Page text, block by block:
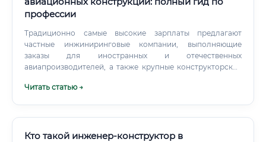
смежные направления (расчёты, CAD-проектирование,
технологическое сопровождение) значительно быстрее.
профессии
Традиционно самые высокие зарплаты предлагают
частные инжиниринговые компании, выполняющие
заказы для иностранных и отечественных
авиапроизводителей, а также крупные конструкторские
профессиональное развитие Профессия инженера-
Читать статью →
Кто такой инженер-конструктор в